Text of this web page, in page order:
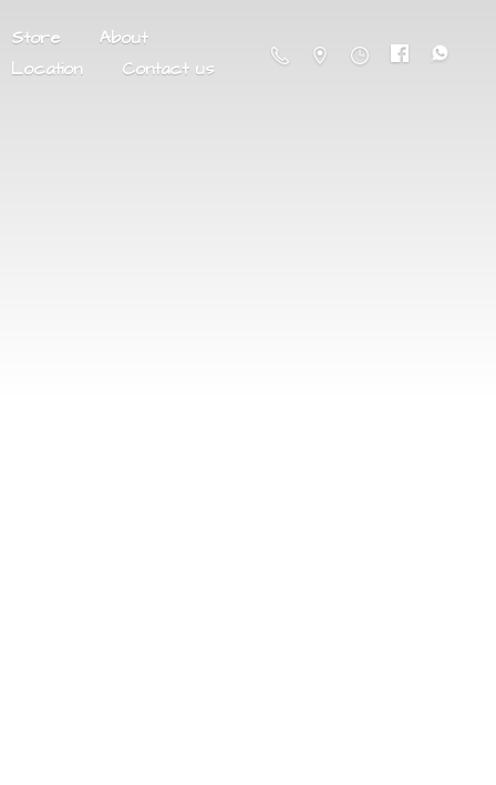
Store
About
Location
Contact us